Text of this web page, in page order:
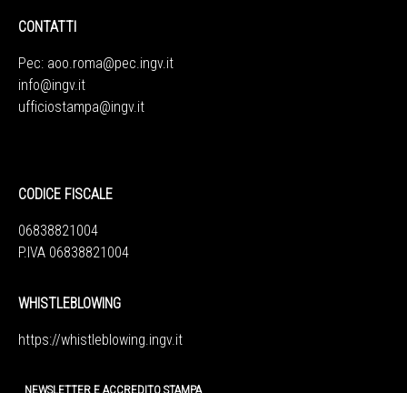
CONTATTI
Pec: aoo.roma@pec.ingv.it
info@ingv.it
ufficiostampa@ingv.it
CODICE FISCALE
06838821004
P.IVA 06838821004
WHISTLEBLOWING
https://whistleblowing.ingv.it
NEWSLETTER E ACCREDITO STAMPA